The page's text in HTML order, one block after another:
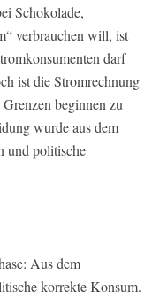
Schokolade,
verbrauchen will, ist
darf
ist die Stromrechnung
beginnen zu
wurde aus dem
und politische
Aus dem
korrekte Konsum.